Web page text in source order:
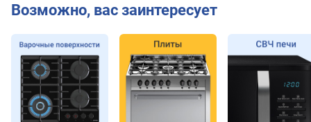
п
е
д
л
о
ж
е
Возможно, вас заинтересует